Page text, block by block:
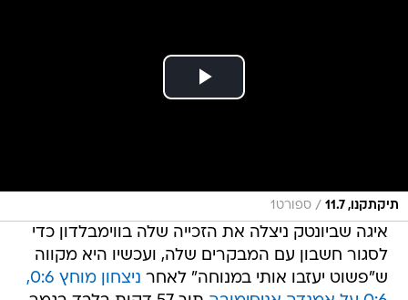
תיקתקנו, 11.7 / ספורט1
איגה שביונטק ניצלה את הזכייה שלה בווימבלדון כדי
לסגור חשבון עם המבקרים שלה, ועכשיו היא מקווה
ש"פשוט יעזבו אותי במנוחה" לאחר
ניצחון מוחץ 0:6,